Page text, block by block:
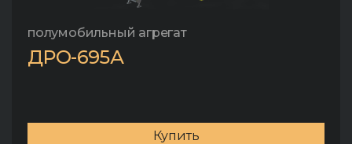
полумобильный агрегат
ДРО-695А
Купить